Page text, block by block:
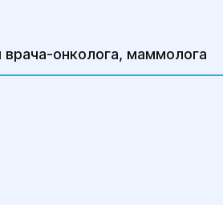
врача-онколога, маммолога